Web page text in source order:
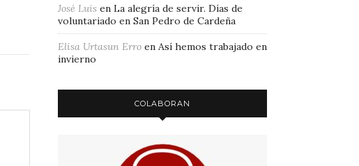
José Luis en La alegría de servir. Días de
voluntariado en San Pedro de Cardeña
Elisa Urtasun Erro en Así hemos trabajado en
invierno
COLABORAN